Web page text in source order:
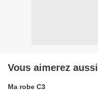
Vous aimerez aussi
Ma robe C3